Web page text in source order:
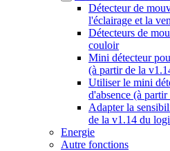
Détecteur de
l'éclairage et la
Détecteurs de
couloir
Mini détecteur
(à partir de la
Utiliser le mini
d'absence (à
Adapter la
de la v1.14 du
Energie
Autre fonctions